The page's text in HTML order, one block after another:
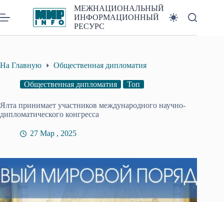
к
сути
МЕЖНАЦИОНАЛЬНЫЙ
ИНФОРМАЦИОННЫЙ
РЕСУРС
На Главную Общественная дипломатия
Общественная дипломатия Топ
Ялта принимает участников международного научно-
дипломатического конгресса
27 Мар , 2025